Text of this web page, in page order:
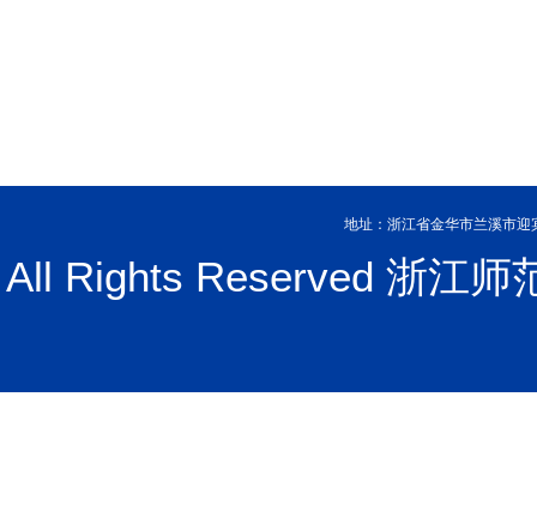
地址：浙江省金华市兰溪
All Rights Reserved 浙江